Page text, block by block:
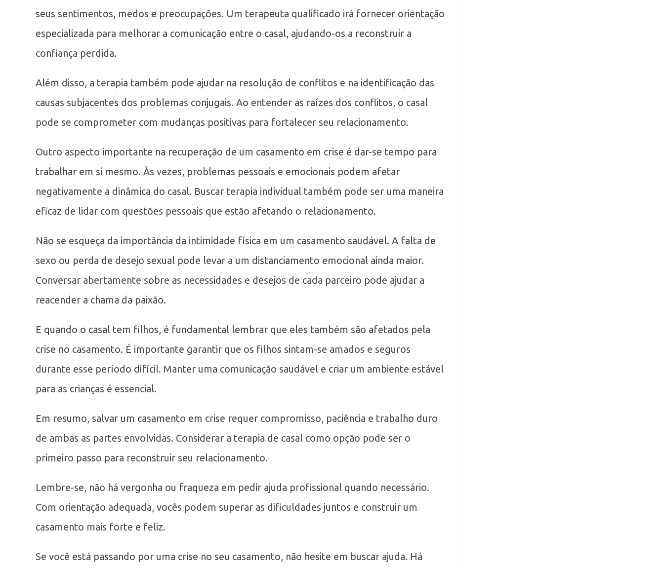
seus sentimentos, medos e preocupações. Um terapeuta qualificado irá fornecer orientação
especializada para melhorar a comunicação entre o casal, ajudando-os a reconstruir a
confiança perdida.
Além disso, a terapia também pode ajudar na resolução de conflitos e na identificação das
causas subjacentes dos problemas conjugais. Ao entender as raízes dos conflitos, o casal
pode se comprometer com mudanças positivas para fortalecer seu relacionamento.
Outro aspecto importante na recuperação de um casamento em crise é dar-se tempo para
trabalhar em si mesmo. Às vezes, problemas pessoais e emocionais podem afetar
negativamente a dinâmica do casal. Buscar terapia individual também pode ser uma maneira
eficaz de lidar com questões pessoais que estão afetando o relacionamento.
Não se esqueça da importância da intimidade física em um casamento saudável. A falta de
sexo ou perda de desejo sexual pode levar a um distanciamento emocional ainda maior.
Conversar abertamente sobre as necessidades e desejos de cada parceiro pode ajudar a
reacender a chama da paixão.
E quando o casal tem filhos, é fundamental lembrar que eles também são afetados pela
crise no casamento. É importante garantir que os filhos sintam-se amados e seguros
durante esse período difícil. Manter uma comunicação saudável e criar um ambiente estável
para as crianças é essencial.
Em resumo, salvar um casamento em crise requer compromisso, paciência e trabalho duro
de ambas as partes envolvidas. Considerar a terapia de casal como opção pode ser o
primeiro passo para reconstruir seu relacionamento.
Lembre-se, não há vergonha ou fraqueza em pedir ajuda profissional quando necessário.
Com orientação adequada, vocês podem superar as dificuldades juntos e construir um
casamento mais forte e feliz.
Se você está passando por uma crise no seu casamento, não hesite em buscar ajuda. Há